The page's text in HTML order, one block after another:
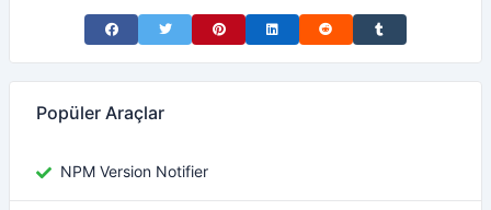
Share on Facebook
Share on TwitterShare on Pinterest
Share on LinkedIn
Share on RedditShare on Tumblr
Popüler Araçlar
NPM Version Notifier